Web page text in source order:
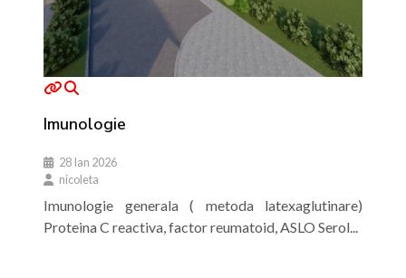
Imunologie
28 Ian 2026
nicoleta
Imunologie generala ( metoda latexaglutinare)
Proteina C reactiva, factor reumatoid, ASLO Serol...